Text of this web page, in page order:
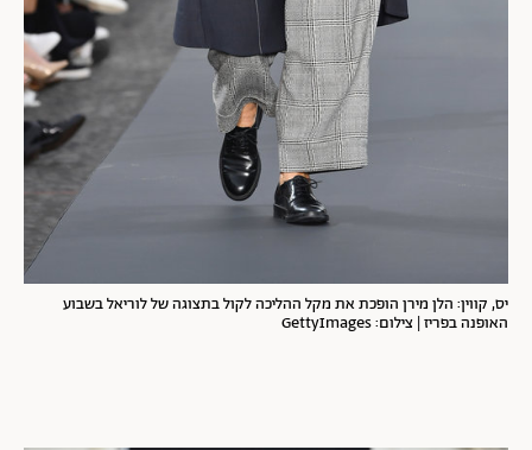
יס, קווין: הלן מירן הופכת את מקל ההליכה לקול בתצוגה של לוריאל בשבוע
האופנה בפריז | צילום: GettyImages